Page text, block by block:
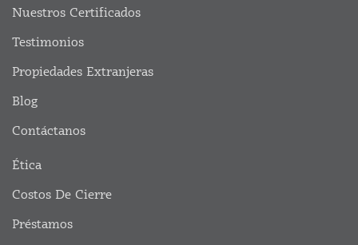
Nuestros Certificados
Testimonios
Propiedades Extranjeras
Blog
Contáctanos
Ética
Costos De Cierre
Préstamos